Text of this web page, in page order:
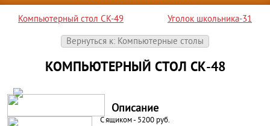
Компьютерный стол СК-49
Уголок школьника-31
Вернуться к: Компьютерные столы
КОМПЬЮТЕРНЫЙ СТОЛ СК-48
Описание
С ящиком - 5200 руб.